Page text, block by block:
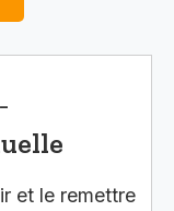
et le remettre